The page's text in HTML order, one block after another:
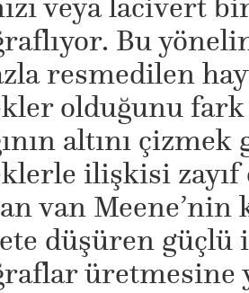
Bu
resmedilen
olduğunu
altını
ilişkisi
van
düşüren güçlü
üretmesine